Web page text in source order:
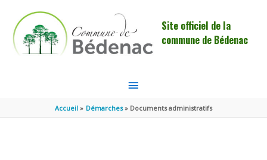
Site officiel de la
commune de Bédenac
MENU
PRINCIPAL
Accueil Démarches Documents administratifs